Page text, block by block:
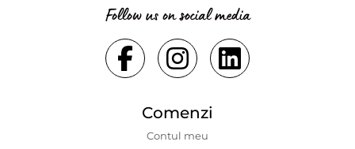
Follow us on social media
Comenzi
Contul meu